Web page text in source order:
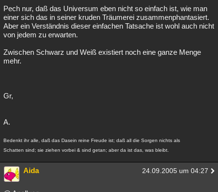
Pech nur, daß das Universum eben nicht so einfach ist, wie man
einer sich das in seiner kruden Träumerei zusammenphantasiert.
Aber ein Verständnis dieser einfachen Tatsache ist wohl auch nicht
von jedem zu erwarten.
Zwischen Schwarz und Weiß existiert noch eine ganze Menge
mehr.
Gr,
A.
Bedenkt ihr alle, daß das Dasein reine Freude ist; daß all die Sorgen nichts als
Schatten sind; sie ziehen vorbei & sind getan; aber da ist das, was bleibt.
Aida 24.09.2005 um 04:27